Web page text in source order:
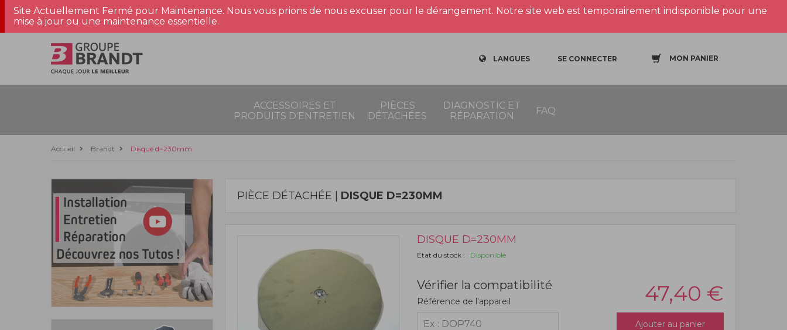
Site Actuellement Fermé pour Maintenance. Nous vous prions de nous excuser pour le dérangement. Notre site web est temporairement indisponible pour une
mise à jour ou une maintenance essentielle.
LANGUES SE CONNECTER MON PANIER
ACCESSOIRES ET
PRODUITS D'ENTRETIEN
PIÈCES
DÉTACHÉES
DIAGNOSTIC ET
RÉPARATION
FAQ
Accueil Brandt Disque d=230mm
PIÈCE DÉTACHÉE | DISQUE D=230MM
DISQUE D=230MM
État du stock : Disponible
Vérifier la compatibilité
Référence de l'appareil 47,40 €
Ajouter au panier